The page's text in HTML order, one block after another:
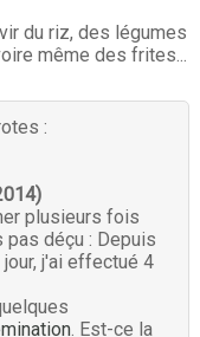
du riz, des légumes
même des frites...
:
plusieurs fois
pas déçu : Depuis
j'ai effectué 4
. Est-ce la